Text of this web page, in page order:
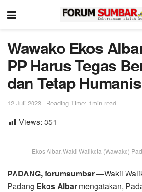
Wawako Ekos
PP Harus Tegas
dan Tetap Humanis
12 Juli 2023 Reading Time: 1min read
Views: 351
Ekos Albar, Wakil Walikota (Wawako)
PADANG, forumsumbar—Wakil
Padang Ekos Albar mengatakan,